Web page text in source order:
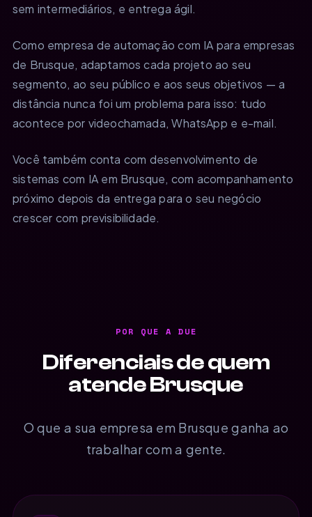
sem intermediários, e entrega ágil.
Como empresa de automação com IA para empresas
de Brusque, adaptamos cada projeto ao seu
segmento, ao seu público e aos seus objetivos — a
distância nunca foi um problema para isso: tudo
acontece por videochamada, WhatsApp e e-mail.
Você também conta com desenvolvimento de
sistemas com IA em Brusque, com acompanhamento
próximo depois da entrega para o seu negócio
crescer com previsibilidade.
POR QUE A DUE
Diferenciais de quem
atende Brusque
O que a sua empresa em Brusque ganha ao
trabalhar com a gente.